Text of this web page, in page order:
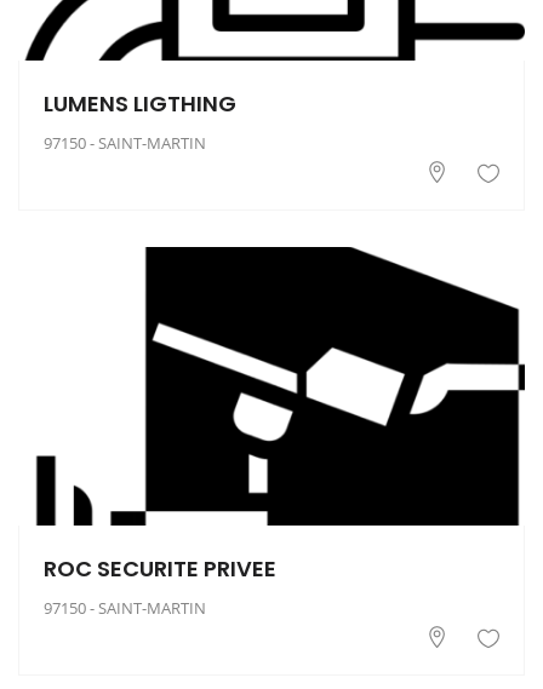
LUMENS LIGTHING
97150 - SAINT-MARTIN
ROC SECURITE PRIVEE
97150 - SAINT-MARTIN